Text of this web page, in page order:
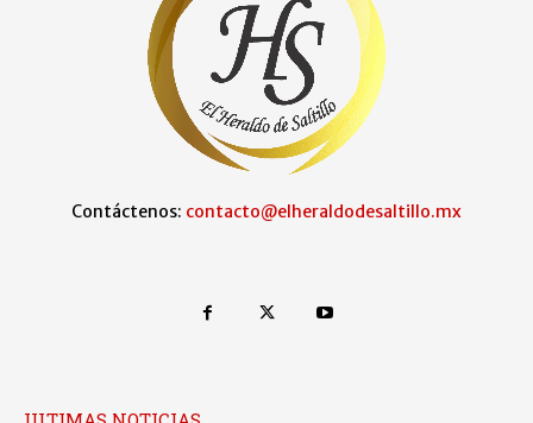
Contáctenos: contacto@elheraldodesaltillo.mx